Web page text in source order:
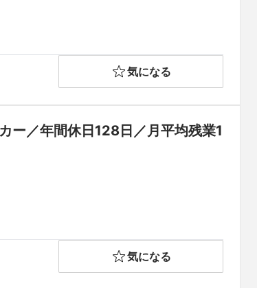
気になる
ー／年間休日128日／月平均残業1
気になる